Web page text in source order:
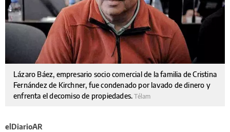
Lázaro Báez, empresario socio comercial de la familia de Cristina
Fernández de Kirchner, fue condenado por lavado de dinero y
enfrenta el decomiso de propiedades.Télam
elDiarioAR